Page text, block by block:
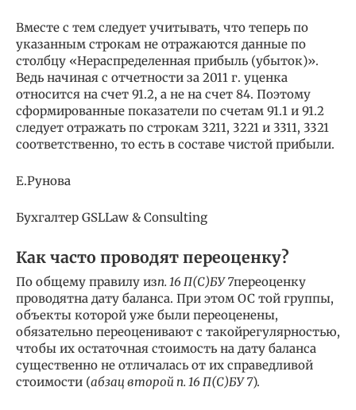
Вместе с тем следует учитывать, что теперь по
указанным строкам не отражаются данные по
столбцу «Нераспределенная прибыль (убыток)».
Ведь начиная с отчетности за 2011 г. уценка
относится на счет 91.2, а не на счет 84. Поэтому
сформированные показатели по счетам 91.1 и 91.2
следует отражать по строкам 3211, 3221 и 3311, 3321
соответственно, то есть в составе чистой прибыли.
Е.Рунова
Бухгалтер GSLLaw & Consulting
Как часто проводят переоценку?
По общему правилу изп. 16 П(С)БУ 7переоценку
проводятна дату баланса. При этом ОС той группы,
объекты которой уже были переоценены,
обязательно переоценивают с такойрегулярностью,
чтобы их остаточная стоимость на дату баланса
существенно не отличалась от их справедливой
стоимости (абзац второй п. 16 П(С)БУ 7).